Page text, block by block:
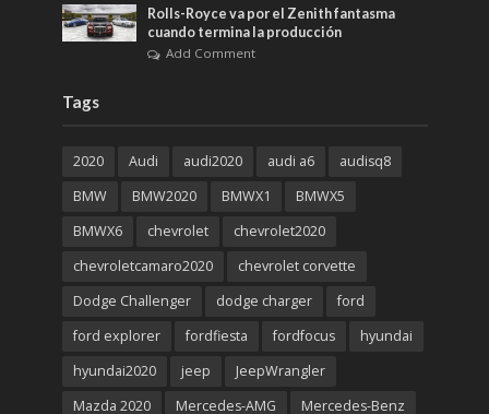
Rolls-Royce va por el Zenith fantasma
cuando termina la producción
Add Comment
Tags
2020 Audi audi2020 audi a6
audisq8
BMW
BMW2020 BMWX1
BMWX5
BMWX6
chevrolet
chevrolet2020
chevroletcamaro2020
chevrolet corvette
Dodge Challenger
dodge charger
ford
ford explorer
fordfiesta fordfocus
hyundai
hyundai2020
jeep
JeepWrangler
Mazda 2020
Mercedes-AMG Mercedes-Benz